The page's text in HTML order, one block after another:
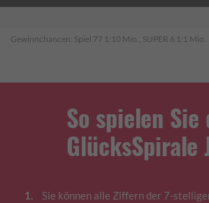
Gewinnchancen: Spiel 77 1:10 Mio., SUPER 6 1:1 Mio.
So spielen Sie
GlücksSpirale
Sie können alle Ziffern der 7-